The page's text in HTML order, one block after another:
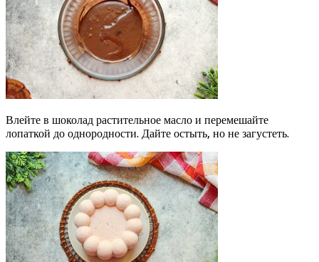
Влейте в шоколад растительное масло и перемешайте
лопаткой до однородности. Дайте остыть, но не загустеть.